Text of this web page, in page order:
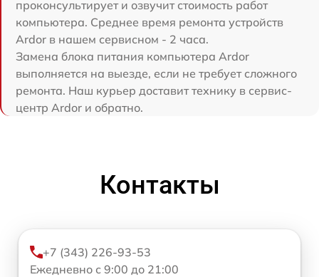
проконсультирует и озвучит стоимость работ
компьютера. Среднее время ремонта устройств
Ardor в нашем сервисном - 2 часа.
Замена блока питания компьютера Ardor
выполняется на выезде, если не требует сложного
ремонта. Наш курьер доставит технику в сервис-
центр Ardor и обратно.
Контакты
+7 (343) 226-93-53
Ежедневно с 9:00 до 21:00